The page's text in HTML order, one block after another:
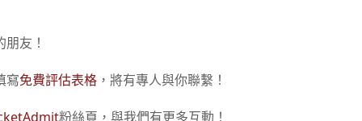
友！
寫免費評估表格 ，將有專人與你聯繫！
粉絲頁，與我們有更多互動！